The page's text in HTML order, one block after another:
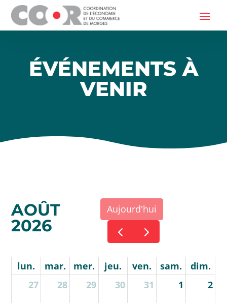
ÉVÉNEMENTS À
VENIR
AOÛT
2026
Aujourd'hui
lun. mar. mer. jeu. ven. sam.
dim.
27
28 29 30 31 1 2